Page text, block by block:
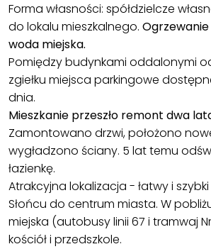
Forma własności: spółdzielcze
do lokalu mieszkalnego. Ogrzewanie
woda miejska.
Pomiędzy budynkami oddalonymi
zgiełku miejsca parkingowe
dnia.
Mieszkanie przeszło remont dwa
Zamontowano drzwi, położono
wygładzono ściany. 5 lat temu
łazienkę.
Atrakcyjna lokalizacja - łatwy i
Słońcu do centrum miasta. W
miejska (autobusy linii 67 i tramwaj Nr
kościół i przedszkole.